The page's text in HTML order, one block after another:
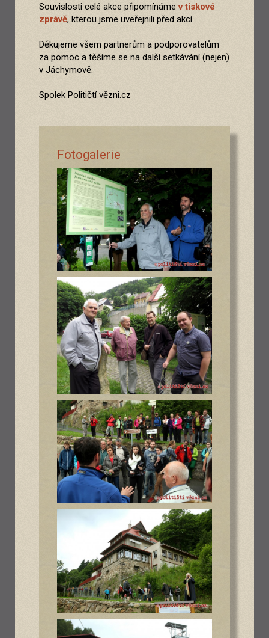
Souvislosti celé akce připomínámev tiskové
zprávě, kterou jsme uveřejnili před akcí.
Děkujeme všem partnerům a podporovatelům
za pomoc a těšíme se na další setkávání (nejen)
v Jáchymově.
Spolek Političtí vězni.cz
Fotogalerie